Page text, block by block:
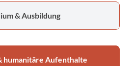
& Ausbildung
humanitäre Aufenthalte